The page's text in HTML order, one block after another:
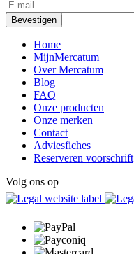
Home
MijnMercatum
Over Mercatum
Blog
FAQ
Onze producten
Onze merken
Contact
Adviesfiches
Reserveren voorschrift
Volg ons op